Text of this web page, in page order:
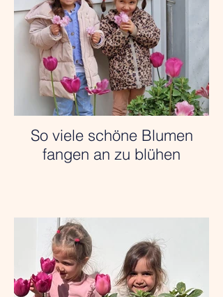
So viele schöne Blumen
fangen an zu blühen